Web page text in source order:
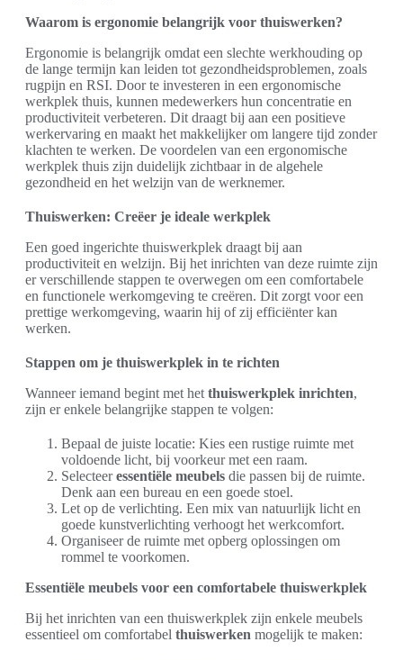
Waarom is ergonomie belangrijk voor thuiswerken?
Ergonomie is belangrijk omdat een slechte werkhouding op
de lange termijn kan leiden tot gezondheidsproblemen, zoals
rugpijn en RSI. Door te investeren in een ergonomische
werkplek thuis, kunnen medewerkers hun concentratie en
productiviteit verbeteren. Dit draagt bij aan een positieve
werkervaring en maakt het makkelijker om langere tijd zonder
klachten te werken. De voordelen van een ergonomische
werkplek thuis zijn duidelijk zichtbaar in de algehele
gezondheid en het welzijn van de werknemer.
Thuiswerken: Creëer je ideale werkplek
Een goed ingerichte thuiswerkplek draagt bij aan
productiviteit en welzijn. Bij het inrichten van deze ruimte zijn
er verschillende stappen te overwegen om een comfortabele
en functionele werkomgeving te creëren. Dit zorgt voor een
prettige werkomgeving, waarin hij of zij efficiënter kan
werken.
Stappen om je thuiswerkplek in te richten
Wanneer iemand begint met het thuiswerkplek inrichten,
zijn er enkele belangrijke stappen te volgen:
Bepaal de juiste locatie: Kies een rustige ruimte met
voldoende licht, bij voorkeur met een raam.
Selecteeressentiële meubels die passen bij de ruimte.
Denk aan een bureau en een goede stoel.
Let op de verlichting. Een mix van natuurlijk licht en
goede kunstverlichting verhoogt het werkcomfort.
Organiseer de ruimte met opberg oplossingen om
rommel te voorkomen.
Essentiële meubels voor een comfortabele thuiswerkplek
Bij het inrichten van een thuiswerkplek zijn enkele meubels
essentieel om comfortabel thuiswerken mogelijk te maken: